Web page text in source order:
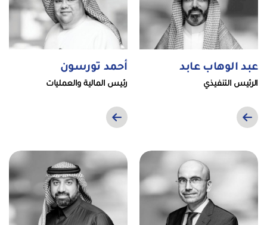
عبد الوهاب عابد
الرئيس التنفيذي
أحمد تورسون
رئيس المالية والعمليات